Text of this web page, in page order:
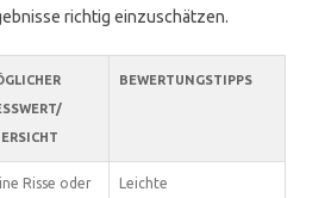
richtig einzuschätzen.
BEWERTUNGSTIPPS
Risse oder
Leichte